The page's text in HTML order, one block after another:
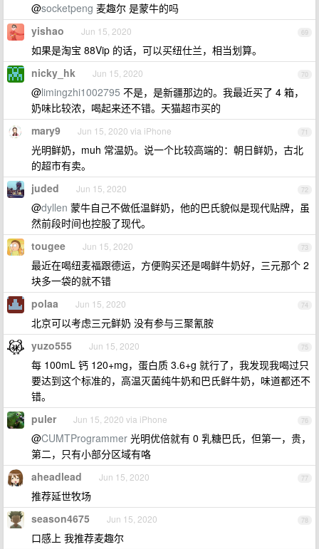
@socketpeng 麦趣尔 是蒙牛的吗
69
yishao Jun 15, 2020
如果是淘宝 88Vip 的话，可以买纽仕兰，相当划算。
70
nicky_hk Jun 15, 2020
@limingzhi1002795 不是，是新疆那边的。我最近买了 4 箱，
奶味比较浓，喝起来还不错。天猫超市买的
71
mary9 Jun 15, 2020 via iPhone
光明鲜奶，muh 常温奶。说一个比较高端的：朝日鲜奶，古北
的超市有卖。
72
juded Jun 15, 2020
@dyllen 蒙牛自己不做低温鲜奶，他的巴氏貌似是现代贴牌，虽
然前段时间也控股了现代。
73
tougee Jun 15, 2020
最近在喝纽麦福跟德运，方便购买还是喝鲜牛奶好，三元那个 2
块多一袋的就不错
74
polaa Jun 15, 2020
北京可以考虑三元鲜奶 没有参与三聚氰胺
75
yuzo555 Jun 15, 2020
每 100mL 钙 120+mg，蛋白质 3.6+g 就行了，我发现我喝过只
要达到这个标准的，高温灭菌纯牛奶和巴氏鲜牛奶，味道都还不
错。
76
puler Jun 15, 2020 via iPhone
@CUMTProgrammer 光明优倍就有 0 乳糖巴氏，但第一，贵，
第二，只有小部分区域有咯
77
aheadlead Jun 15, 2020
推荐延世牧场
78
season4675 Jun 15, 2020
口感上 我推荐麦趣尔